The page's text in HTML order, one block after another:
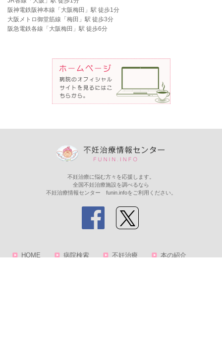
阪神電鉄阪神本線「大阪梅田」駅 徒歩1分
大阪メトロ御堂筋線「梅田」駅 徒歩3分
阪急電鉄各線「大阪梅田」駅 徒歩6分
不妊治療に悩む方々を応援します。
全国不妊治療施設を調べるなら
不妊治療情報センター funin.infoをご利用ください。
HOME 病院検索 不妊治療 本の紹介